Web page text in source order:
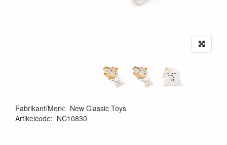
Fabrikant/Merk: New Classic Toys
Artikelcode: NC10830